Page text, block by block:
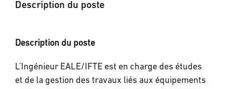
Description du poste
Description du poste
L’Ingénieur EALE/IFTE est en charge des études
et de la gestion des travaux liés aux équipements